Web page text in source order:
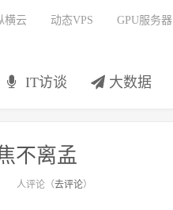
IT访谈 大数据
横云 动态VPS GPU服务器
不离孟
人评论（去评论）